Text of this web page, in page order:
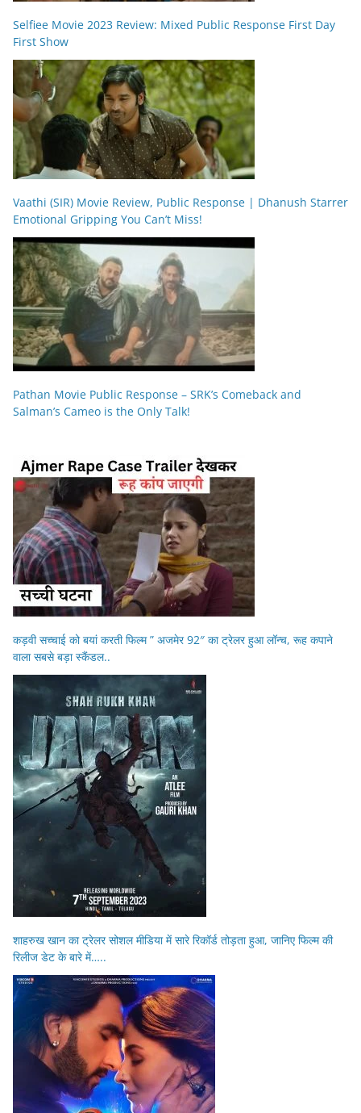
Selfiee Movie 2023 Review: Mixed Public Response First Day
First Show
Vaathi (SIR) Movie Review, Public Response | Dhanush Starrer
Emotional Gripping You Can’t Miss!
Pathan Movie Public Response – SRK’s Comeback and
Salman’s Cameo is the Only Talk!
कड़वी सच्चाई को बयां करती फिल्म ” अजमेर 92″ का ट्रेलर हुआ लॉन्च, रूह कपाने
वाला सबसे बड़ा स्कैंडल..
शाहरुख खान का ट्रेलर सोशल मीडिया में सारे रिकॉर्ड तोड़ता हुआ, जानिए फिल्म की
रिलीज डेट के बारे में…..